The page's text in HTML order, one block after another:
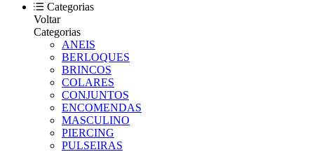
Categorias
Voltar
Categorias
ANEIS
BERLOQUES
BRINCOS
COLARES
CONJUNTOS
ENCOMENDAS
MASCULINO
PIERCING
PULSEIRAS